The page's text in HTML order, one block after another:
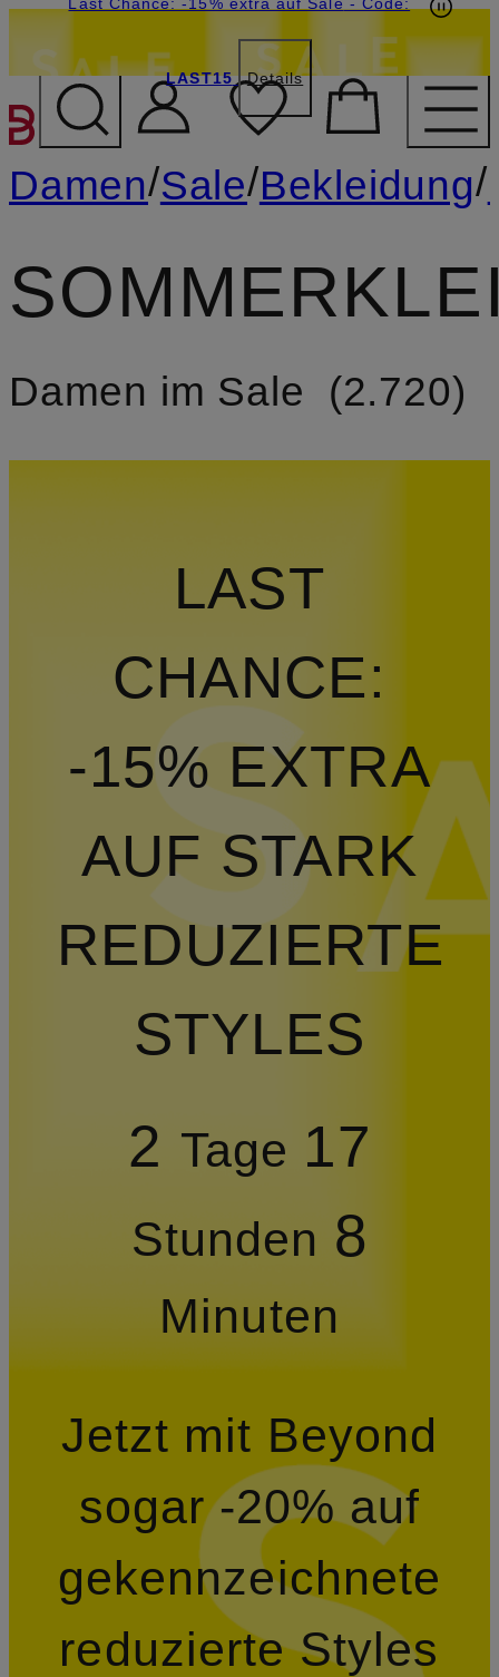
ZUM HAUPTINHALT
LAST15 Details
Damen/Sale/Bekleidung/
Damen im Sale 2.720
LAST
CHANCE:
-15% EXTRA
AUF STARK
REDUZIERTE
STYLES
2 Tage 17
Stunden 8
Minuten
Jetzt mit Beyond
sogar -20% auf
gekennzeichnete
reduzierte Styles